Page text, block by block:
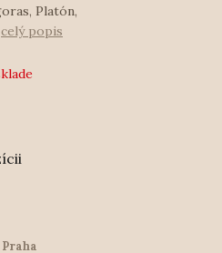
Platón,
celý popis